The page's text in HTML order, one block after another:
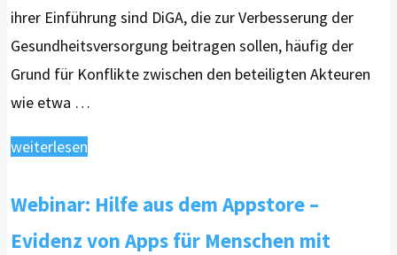
ihrer Einführung sind DiGA, die zur Verbesserung der
Gesundheitsversorgung beitragen sollen, häufig der
Grund für Konflikte zwischen den beteiligten Akteuren
wie etwa …
weiterlesen
Rezept“:
Webinar: Hilfe aus dem Appstore –
Evidenz von Apps für Menschen mit